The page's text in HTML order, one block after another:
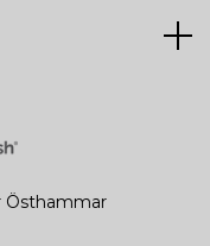
Östhammar